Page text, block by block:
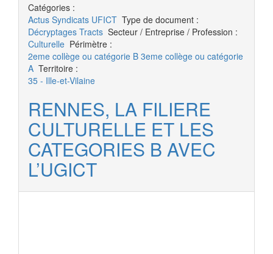
Catégories :
Actus Syndicats UFICT Type de document :
Décryptages Tracts Secteur / Entreprise / Profession :
Culturelle Périmètre :
2eme collège ou catégorie B 3eme collège ou catégorie
A Territoire :
35 - Ille-et-Vilaine
RENNES, LA FILIERE
CULTURELLE ET LES
CATEGORIES B AVEC
L’UGICT